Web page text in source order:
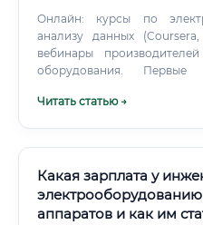
Онлайн: курсы по
анализу данных
вебинары
оборудования. Первые шаги:
аккумуляторы,
Читать статью →
Какая зарплата у
электрооборудованию
аппаратов и как им